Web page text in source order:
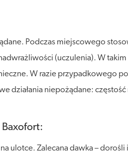
Podczas miejscowego
(uczulenia). W
W razie przypadkowego
działania niepożądane:
Baxofort:
ulotce. Zalecana dawka –